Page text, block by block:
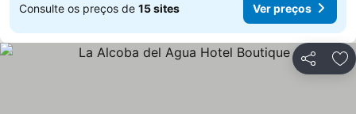
Consulte os preços de 15 sites Ver preços
Partilhar